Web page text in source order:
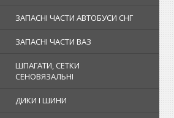
ЗАПАСНІ ЧАСТИ АВТОБУСИ СНГ
ЗАПАСНІ ЧАСТИ ВАЗ
ШПАГАТИ, СЕТКИ
СЕНОВЯЗАЛЬНІ
ДИКИ І ШИНИ